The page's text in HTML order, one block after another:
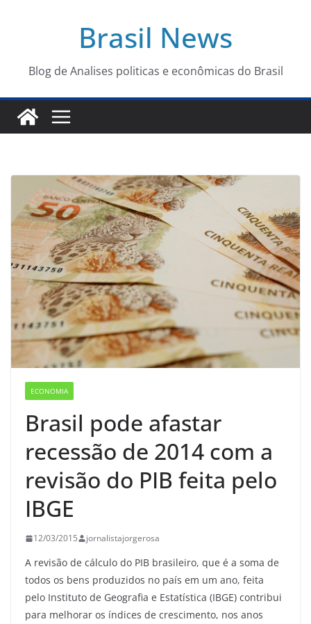
conteúdo
Brasil News
Blog de Analises politicas e econômicas do Brasil
ECONOMIA
Brasil pode afastar
recessão de 2014 com a
revisão do PIB feita pelo
IBGE
12/03/2015 jornalistajorgerosa
A revisão de cálculo do PIB brasileiro, que é a soma de
todos os bens produzidos no país em um ano, feita
pelo Instituto de Geografia e Estatística (IBGE) contribui
para melhorar os índices de crescimento, nos anos